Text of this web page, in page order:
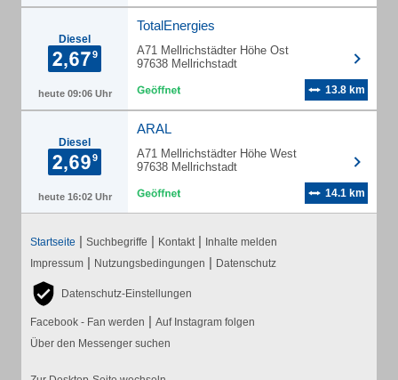
Diesel
heute 09:06 Uhr
TotalEnergies
A71 Mellrichstädter Höhe Ost
97638 Mellrichstadt
13.8 km
Diesel
heute 16:02 Uhr
ARAL
A71 Mellrichstädter Höhe West
97638 Mellrichstadt
14.1 km
Startseite | Suchbegriffe | Kontakt | Inhalte melden
Impressum | Nutzungsbedingungen | Datenschutz
Datenschutz-Einstellungen
Facebook - Fan werden | Auf Instagram folgen
Über den Messenger suchen